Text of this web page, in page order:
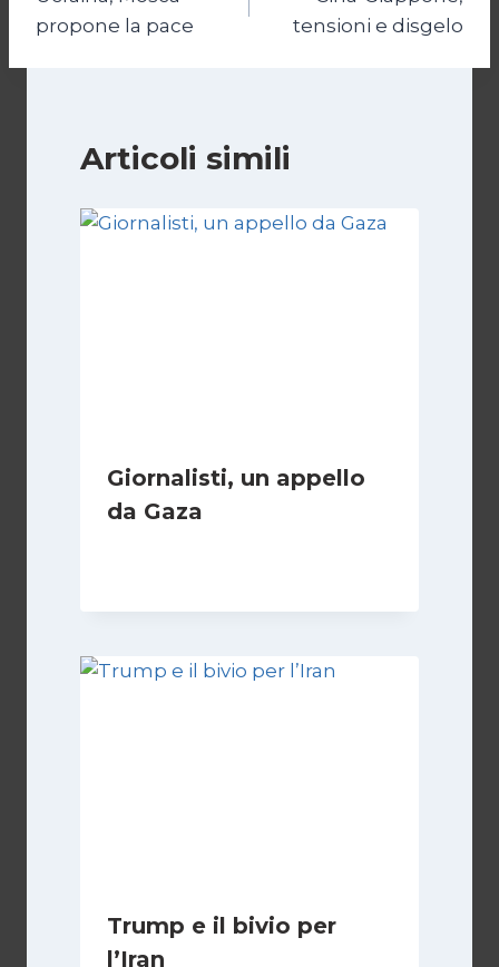
articoli
propone la pace
tensioni e disgelo
Articoli simili
Giornalisti, un appello
da Gaza
Trump e il bivio per
l’Iran